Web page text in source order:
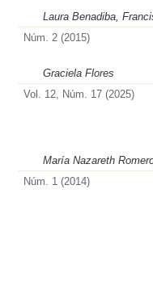
Laura Benadiba,
Núm. 2 (2015)
Graciela Flores
Vol. 12, Núm. 17 (2025)
María Nazareth
Núm. 1 (2014)